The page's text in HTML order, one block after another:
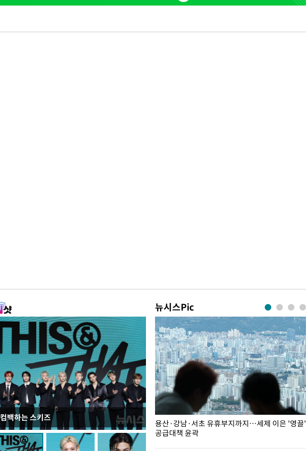
컴백하는 스키즈
뉴시스Pic
주유소 기름값 12주째 하락, L당 1천800원대
용산·강남·서초 유휴부지까지…세제 이은 '영끌'
공급대책 윤곽